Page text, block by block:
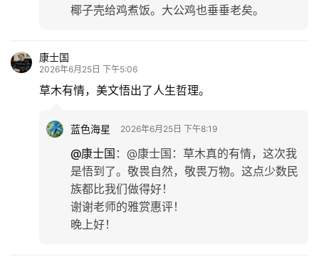
椰子壳给鸡煮饭。大公鸡也垂垂老矣。
康士国
2026年6月25日 下午5:06
草木有情，美文悟出了人生哲理。
蓝色海星 2026年6月25日 下午8:19
@康士国 ： @康士国：草木真的有情，这次我
是悟到了。敬畏自然，敬畏万物。这点少数民
族都比我们做得好！
谢谢老师的雅赏惠评！
晚上好！